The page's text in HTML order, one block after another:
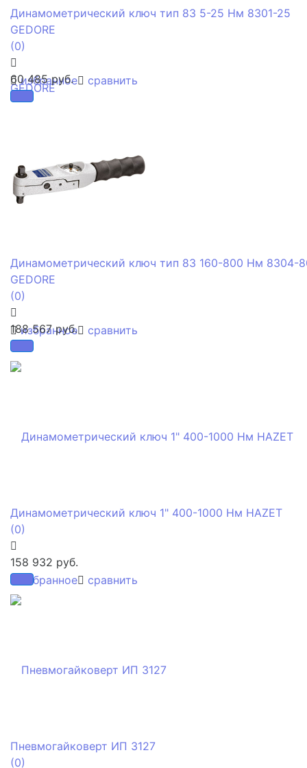
избранное сравнить
Динамометрический ключ тип 83 5-25 Нм 8301-25
GEDORE
(0)
60 485 руб.
избранное сравнить
Динамометрический ключ тип 83 160-800 Нм 8304-
GEDORE
(0)
188 567 руб.
избранное сравнить
Динамометрический ключ 1" 400-1000 Нм HAZET
(0)
158 932 руб.
Пневмогайковерт ИП 3127
(0)